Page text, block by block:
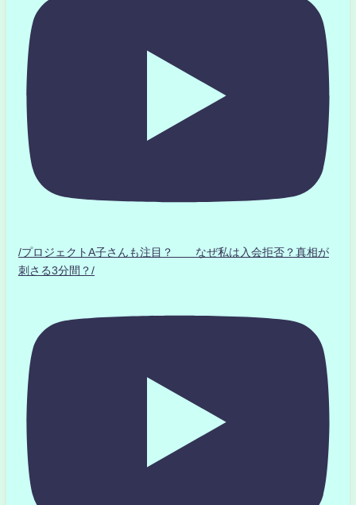
/プロジェクトA子さんも注目？ なぜ私は入会拒否？真相が
刺さる3分間？/